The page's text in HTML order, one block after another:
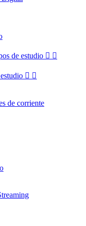
de estudio  
 
de corriente